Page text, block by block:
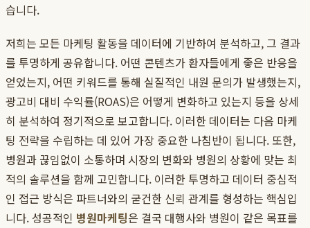
습니다.
저희는 모든 마케팅 활동을 데이터에 기반하여 분석하고, 그 결과
를 투명하게 공유합니다. 어떤 콘텐츠가 환자들에게 좋은 반응을
얻었는지, 어떤 키워드를 통해 실질적인 내원 문의가 발생했는지,
광고비 대비 수익률(ROAS)은 어떻게 변화하고 있는지 등을 상세
히 분석하여 정기적으로 보고합니다. 이러한 데이터는 다음 마케
팅 전략을 수립하는 데 있어 가장 중요한 나침반이 됩니다. 또한,
병원과 끊임없이 소통하며 시장의 변화와 병원의 상황에 맞는 최
적의 솔루션을 함께 고민합니다. 이러한 투명하고 데이터 중심적
인 접근 방식은 파트너와의 굳건한 신뢰 관계를 형성하는 핵심입
니다. 성공적인 병원마케팅은 결국 대행사와 병원이 같은 목표를